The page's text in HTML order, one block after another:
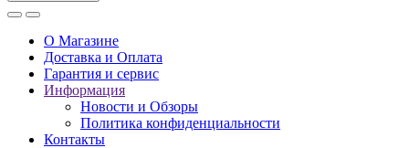
О Магазине
Доставка и Оплата
Гарантия и сервис
Информация
Новости и Обзоры
Политика конфиденциальности
Контакты